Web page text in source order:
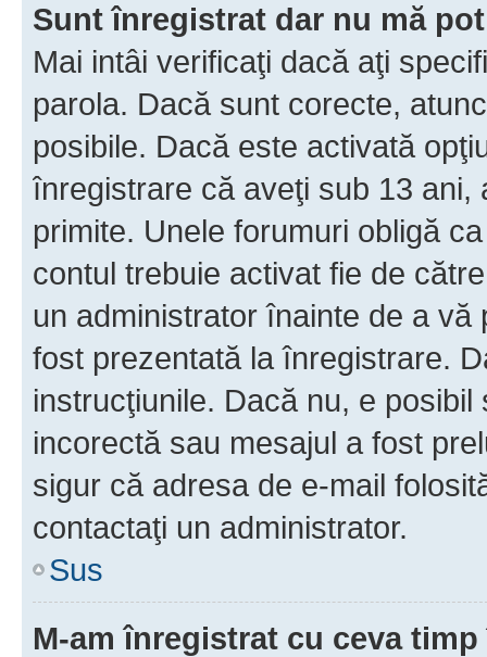
Sunt înregistrat dar nu mă
Mai intâi verificaţi dacă aţi
parola. Dacă sunt corecte,
posibile. Dacă este activată
înregistrare că aveţi sub 13
primite. Unele forumuri obligă
contul trebuie activat fie de
un administrator înainte de a
fost prezentată la înregistrare.
instrucţiunile. Dacă nu, e
incorectă sau mesajul a fost
sigur că adresa de e-mail
contactaţi un administrator.
Sus
M-am înregistrat cu ceva